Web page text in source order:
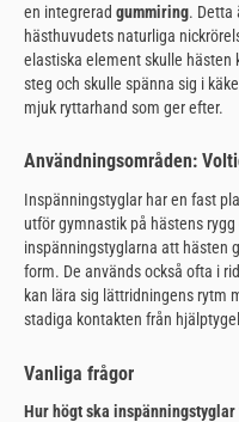
en integrerad gummiring. Detta
hästhuvudets naturliga
elastiska element skulle hästen
steg och skulle spänna sig i
mjuk ryttarhand som ger efter.
Användningsområden:
Inspänningstyglar har en fast
utför gymnastik på hästens
inspänningstyglarna att hästen
form. De används också ofta i
kan lära sig lättridningens rytm
stadiga kontakten från
Vanliga frågor
Hur högt ska inspänningstyglar